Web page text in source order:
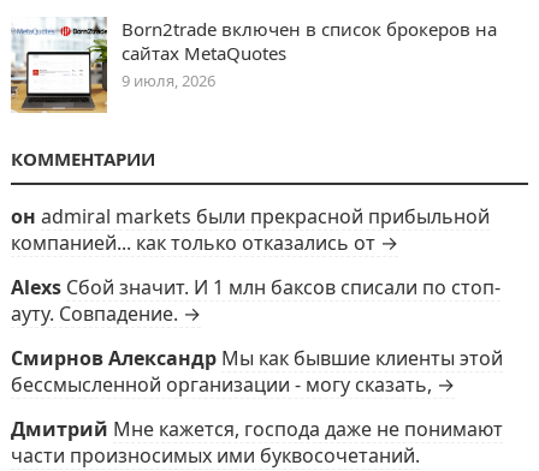
Born2trade включен в список брокеров на
сайтах MetaQuotes
9 июля, 2026
КОММЕНТАРИИ
он admiral markets были прекрасной прибыльной
компанией... как только отказались от →
Alexs Сбой значит. И 1 млн баксов списали по стоп-
ауту. Совпадение. →
Смирнов Александр Мы как бывшие клиенты этой
бессмысленной организации - могу сказать, →
Дмитрий Мне кажется, господа даже не понимают
части произносимых ими буквосочетаний.